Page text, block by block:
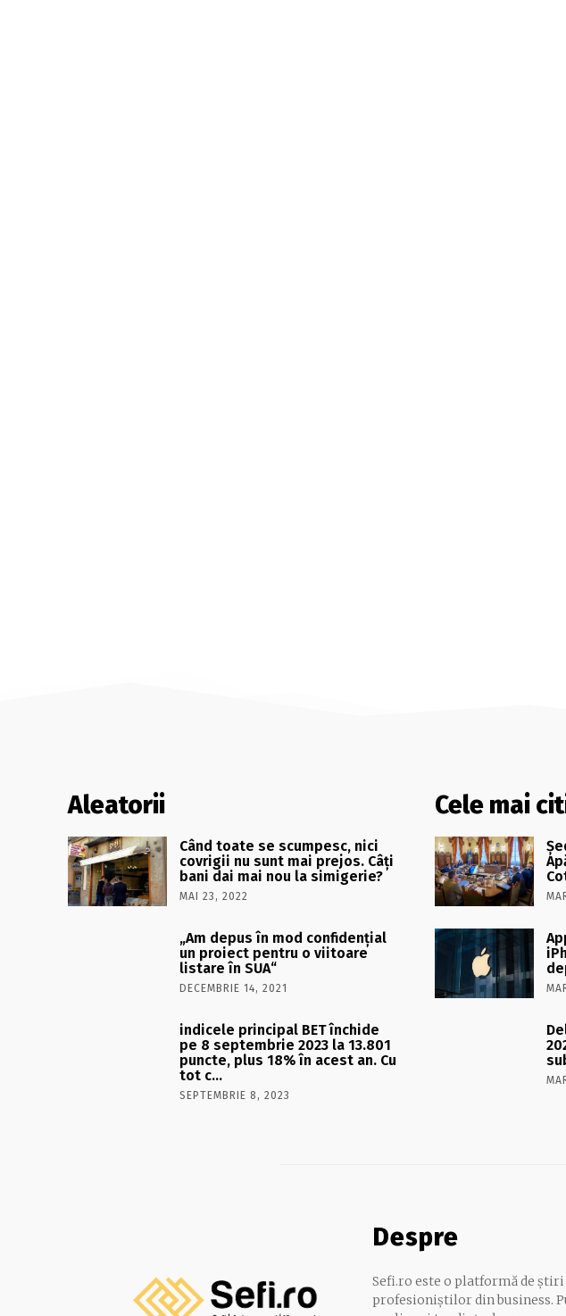
Aleatorii
Când toate se scumpesc, nici
covrigii nu sunt mai prejos. Câți
bani dai mai nou la simigerie?
MAI 23, 2022
„Am depus în mod confidenţial
un proiect pentru o viitoare
listare în SUA“
DECEMBRIE 14, 2021
indicele principal BET închide
pe 8 septembrie 2023 la 13.801
puncte, plus 18% în acest an. Cu
tot c…
SEPTEMBRIE 8, 2023
Cele mai
Despre
Sefi.ro este o platformă de
profesioniștilor din business.